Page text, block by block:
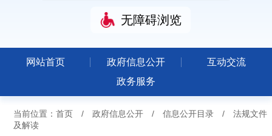
无障碍浏览
网站首页 政府信息公开
互动交流
政务服务
当前位置： 首页 / 政府信息公开 / 信息公开目录 /
法规文件
及解读